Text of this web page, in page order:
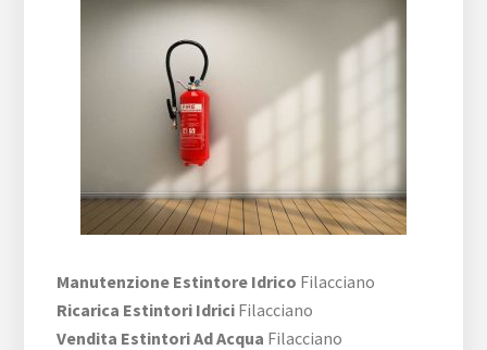
Manutenzione Estintore Idrico Filacciano
Ricarica Estintori Idrici Filacciano
Vendita Estintori Ad Acqua Filacciano